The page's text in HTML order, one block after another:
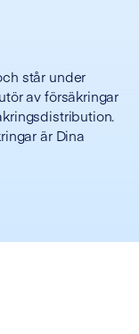
står under
av försäkringar
är Dina